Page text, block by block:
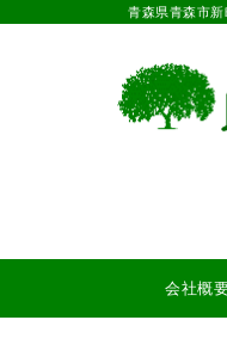
青森県青森市
会社概